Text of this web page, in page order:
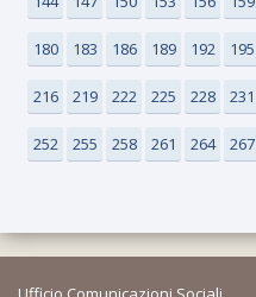
180 183 186 189 192 195
216 219 222 225 228 231
252 255 258 261 264 267